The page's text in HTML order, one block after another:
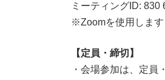
ミーティングID: 830
※Zoomを使用します
【定員・締切】
・会場参加は、定員